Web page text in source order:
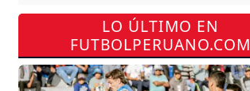
LO ÚLTIMO EN
FUTBOLPERUANO.COM